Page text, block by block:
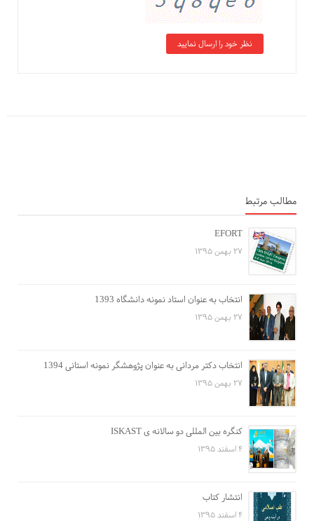
مطالب مرتبط
EFORT
۲۷ بهمن ۱۳۹۵
انتخاب به عنوان استاد نمونه دانشگاه 1393
۲۷ بهمن ۱۳۹۵
انتخاب دکتر مردانی به عنوان پژوهشگر نمونه استانی 1394
۲۷ بهمن ۱۳۹۵
کنگره بین المللی دو سالانه ی ISKAST
۴ اسفند ۱۳۹۵
انتشار کتاب
۴ اسفند ۱۳۹۵